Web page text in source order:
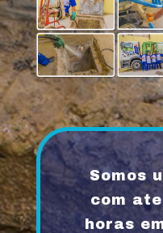
Somos
com
horas